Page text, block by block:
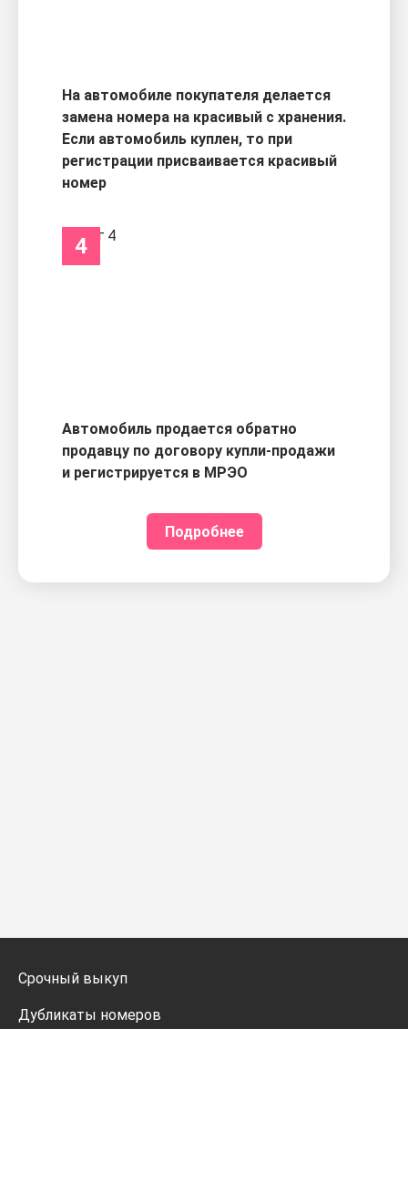
На автомобиле покупателя делается
замена номера на красивый с хранения.
Если автомобиль куплен, то при
регистрации присваивается красивый
номер
4
Автомобиль продается обратно
продавцу по договору купли-продажи
и регистрируется в МРЭО
Подробнее
Срочный выкуп
Дубликаты номеров